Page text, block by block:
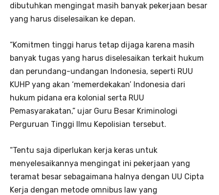
dibutuhkan mengingat masih banyak pekerjaan besar
yang harus diselesaikan ke depan.
“Komitmen tinggi harus tetap dijaga karena masih
banyak tugas yang harus diselesaikan terkait hukum
dan perundang-undangan Indonesia, seperti RUU
KUHP yang akan ‘memerdekakan’ Indonesia dari
hukum pidana era kolonial serta RUU
Pemasyarakatan,” ujar Guru Besar Kriminologi
Perguruan Tinggi Ilmu Kepolisian tersebut.
“Tentu saja diperlukan kerja keras untuk
menyelesaikannya mengingat ini pekerjaan yang
teramat besar sebagaimana halnya dengan UU Cipta
Kerja dengan metode omnibus law yang